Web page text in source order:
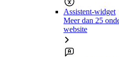
Assistent-widget
Meer dan 25
website